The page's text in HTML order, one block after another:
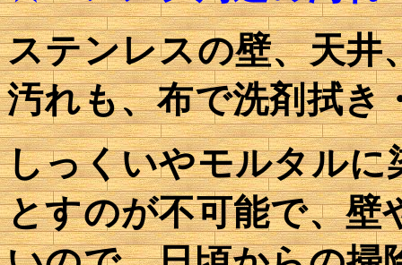
ステンレスの壁、天井
汚れも、布で洗剤拭き
しっくいやモルタル
とすのが不可能で、壁